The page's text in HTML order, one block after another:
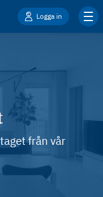
Logga in
från vår